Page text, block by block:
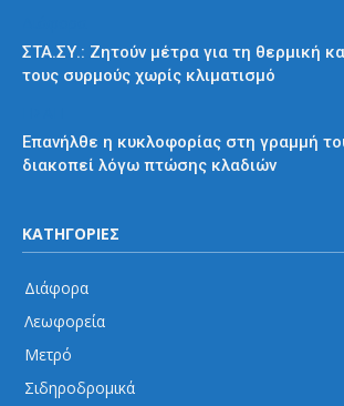
ΣΤΑ.ΣΥ.: Ζητούν μέτρα για τη θερμική
τους συρμούς χωρίς κλιματισμό
Επανήλθε η κυκλοφορίας στη γραμμή
διακοπεί λόγω πτώσης κλαδιών
ΚΑΤΗΓΟΡΙΕΣ
Διάφορα
Λεωφορεία
Μετρό
Σιδηροδρομικά